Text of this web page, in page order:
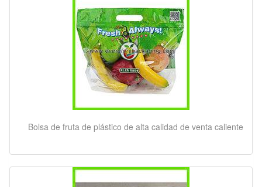
Bolsa de fruta de plástico de alta calidad de venta caliente